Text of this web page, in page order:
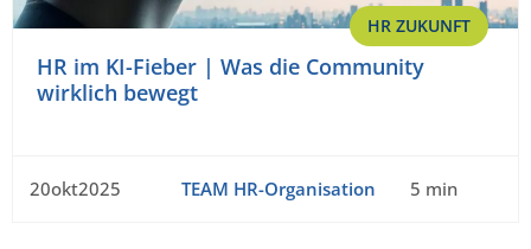
HR ZUKUNFT
HR im KI-Fieber | Was die Community
wirklich bewegt
20okt2025 TEAM HR-Organisation 5 min